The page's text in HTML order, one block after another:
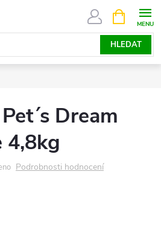
HLEDAT
NÁKUPNÍ
KOŠÍK
Dream
4,8kg
Podrobnosti hodnocení